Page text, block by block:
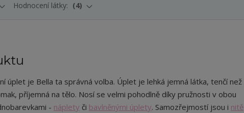
Hodnocení látky: 4
úplet je Bella ta správná volba. Úplet je lehká jemná látka, tenčí než
příjemná na tělo. Nosí se velmi pohodlně díky pružnosti v obou
- náplety či bavlněnými úplety. Samozřejmostí jsou i nitě